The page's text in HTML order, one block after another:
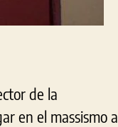
de la
en el massismo a